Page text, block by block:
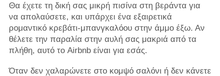
Θα έχετε τη δική σας μικρή πισίνα στη βεράντα για
να απολαύσετε, και υπάρχει ένα εξαιρετικά
ρομαντικό κρεβάτι-μπανγκαλόου στην άμμο έξω. Αν
θέλετε την παραλία στην αυλή σας μακριά από τα
πλήθη, αυτό το Airbnb είναι για εσάς.
Όταν δεν χαλαρώνετε στο κομψό σαλόνι ή δεν κάνετε